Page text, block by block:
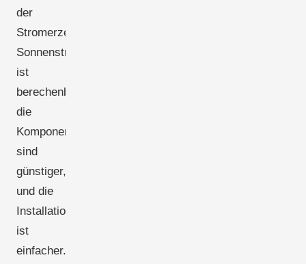
der
Stromerzeugung.
Sonnenstrahlung
ist
berechenbarer,
die
Komponenten
sind
günstiger,
und die
Installationslogistik
ist
einfacher.